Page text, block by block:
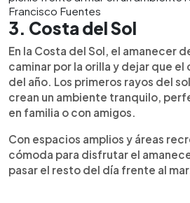
Francisco Fuentes
3. Costa del Sol
En la Costa del Sol, el amanecer
caminar por la orilla y dejar que
del año. Los primeros rayos del
crean un ambiente tranquilo,
en familia o con amigos.
Con espacios amplios y áreas
cómoda para disfrutar el
pasar el resto del día frente al